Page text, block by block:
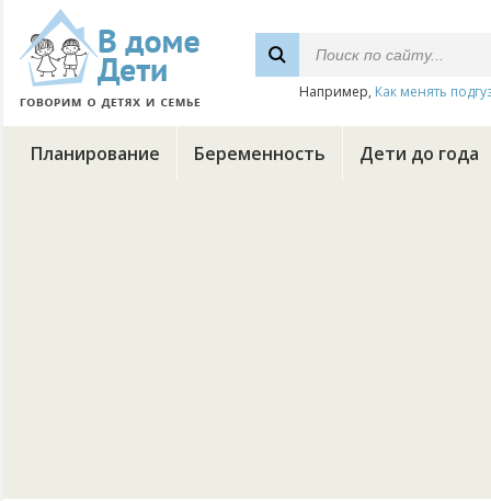
Например, Как менять
Планирование Беременность Дети до года